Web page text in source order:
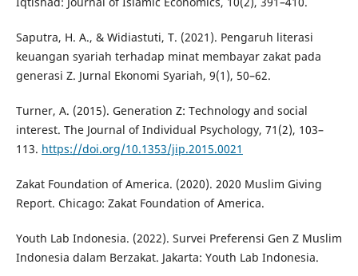
Saputra, H. A., & Widiastuti, T. (2021). Pengaruh literasi
keuangan syariah terhadap minat membayar zakat pada
generasi Z. Jurnal Ekonomi Syariah, 9(1), 50–62.
Turner, A. (2015). Generation Z: Technology and social
interest. The Journal of Individual Psychology, 71(2), 103–
113. https://doi.org/10.1353/jip.2015.0021
Zakat Foundation of America. (2020). 2020 Muslim Giving
Report. Chicago: Zakat Foundation of America.
Youth Lab Indonesia. (2022). Survei Preferensi Gen Z Muslim
Indonesia dalam Berzakat. Jakarta: Youth Lab Indonesia.